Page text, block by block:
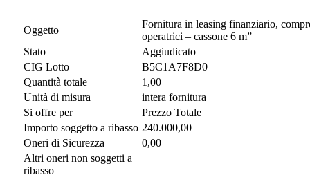
Oggetto
Fornitura in leasing finanziario,
operatrici – cassone 6 m”
Stato
Aggiudicato
CIG Lotto
B5C1A7F8D0
Quantità totale
1,00
Unità di misura
intera fornitura
Si offre per
Prezzo Totale
Importo soggetto a ribasso 240.000,00
Oneri di Sicurezza
0,00
Altri oneri non soggetti a
ribasso